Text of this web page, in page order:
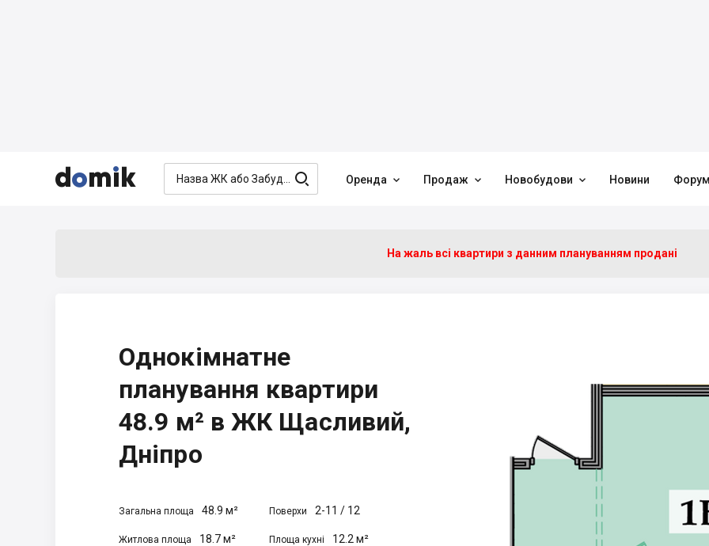


  Оренда  Продаж  Новобудови  Новини
На жаль всі квартири з данним плануванням продані
Однокімнатне
планування квартири
48.9 м² в ЖК Щасливий,
Дніпро
Загальна площа 48.9 м² Поверхи 2-11 / 12
Житлова площа 18.7 м² Площа кухні 12.2 м²